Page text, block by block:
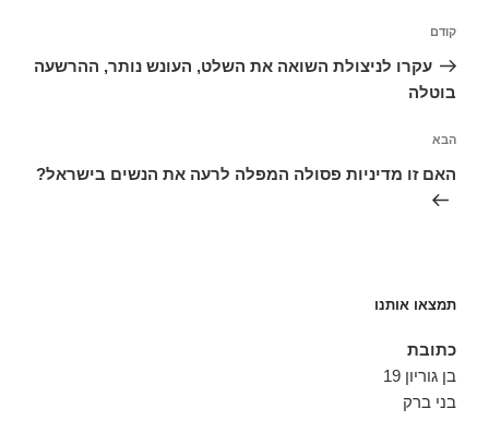
הפוסט
הקודם
קודם
עקרו לניצולת השואה את השלט, העונש נותר, ההרשעה
בוטלה
הפוסט
הבא
הבא
האם זו מדיניות פסולה המפלה לרעה את הנשים בישראל?
תמצאו אותנו
כתובת
בן גוריון 19
בני ברק